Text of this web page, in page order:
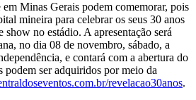
em Minas Gerais podem comemorar, pois
mineira para celebrar os seus 30 anos
show no estádio. A apresentação será
no dia 08 de novembro, sábado, a
e contará com a abertura do
podem ser adquiridos por meio da
com.br/revelacao30anos.